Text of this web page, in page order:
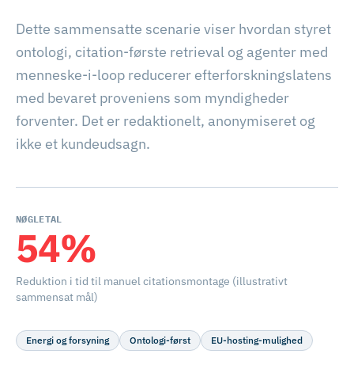
Dette sammensatte scenarie viser hvordan styret
ontologi, citation-første retrieval og agenter med
menneske-i-loop reducerer efterforskningslatens
med bevaret proveniens som myndigheder
forventer. Det er redaktionelt, anonymiseret og
ikke et kundeudsagn.
NØGLETAL
54%
Reduktion i tid til manuel citationsmontage (illustrativt
sammensat mål)
Energi og forsyning Ontologi-først EU-hosting-mulighed